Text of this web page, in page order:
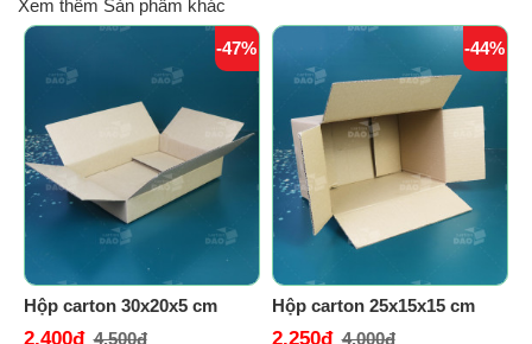
Xem thêm Sản phẩm khác
-47%
Hộp carton 30x20x5 cm
2.400đ 4.500đ
-44%
Hộp carton 25x15x15 cm
2.250đ 4.000đ